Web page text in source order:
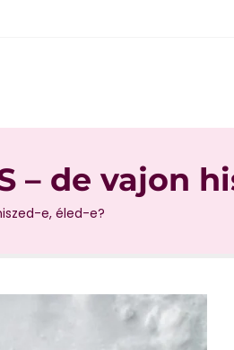
– de vajon
e, éled-e?